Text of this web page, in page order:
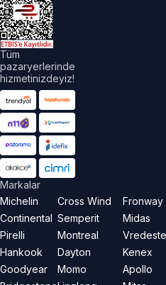
Tüm
pazaryerlerinde
hizmetinizdeyiz!
Markalar
Michelin
Continental
Pirelli
Hankook
Goodyear
Cross Wind
Semperit
Montreal
Dayton
Momo
Fronway
Midas
Kenex
Apollo